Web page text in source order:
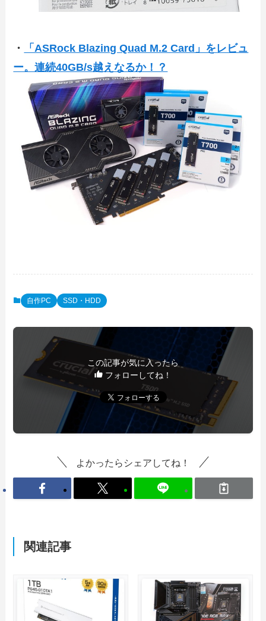
・
「ASRock Blazing Quad M.2 Card」をレビュ
ー。連続40GB/s越えなるか！？
自作PC SSD・HDD
この記事が気に入ったら
フォローしてね！
よかったらシェアしてね！
関連記事